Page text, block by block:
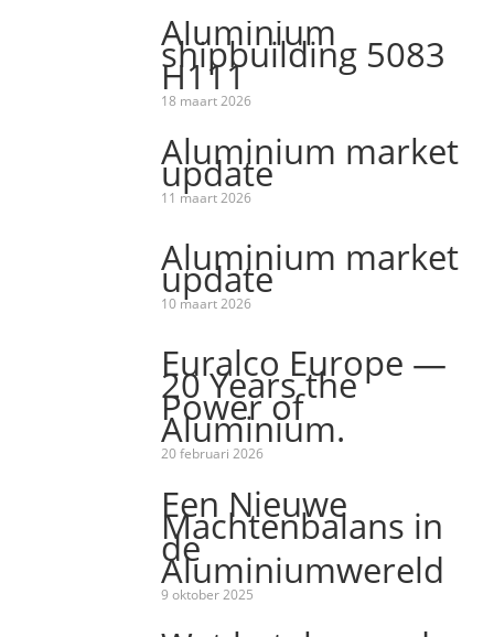
Aluminium
shipbuilding 5083
H111
18 maart 2026
Aluminium market
update
11 maart 2026
Aluminium market
update
10 maart 2026
Euralco Europe —
20 Years the
Power of
Aluminium.
20 februari 2026
Een Nieuwe
Machtenbalans in
de
Aluminiumwereld
9 oktober 2025